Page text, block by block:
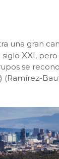
una gran
XXI,
se
) (Ramírez-